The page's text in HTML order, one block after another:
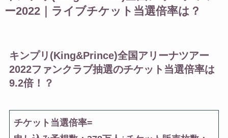
ー2022｜ライブチケット当選倍率は？
キンプリ(King&Prince)全国アリーナツアー
2022ファンクラブ抽選のチケット当選倍率は
9.2倍！？
チケット当選倍率=